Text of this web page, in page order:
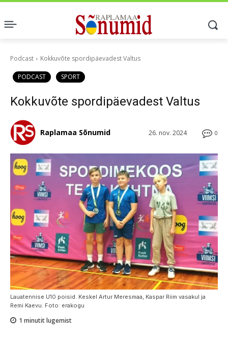
Podcast Kokkuvõte spordipäevadest Valtus
PODCAST SPORT
Kokkuvõte spordipäevadest Valtus
0
26. nov. 2024
Raplamaa Sõnumid
Lauatennise U10 poisid. Keskel Artur Meresmaa, Kaspar Riim vasakul ja
Remi Kaevu. Foto: erakogu
1 minutit lugemist